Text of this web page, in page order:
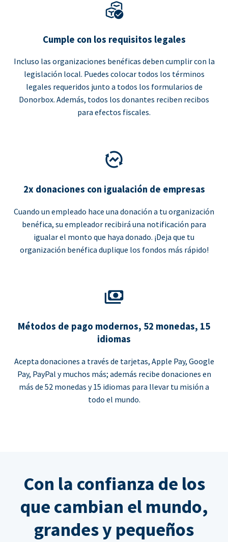
Cumple con los requisitos legales
Incluso las organizaciones benéficas deben cumplir con la
legislación local. Puedes colocar todos los términos
legales requeridos junto a todos los formularios de
Donorbox. Además, todos los donantes reciben recibos
para efectos fiscales.
2x donaciones con igualación de empresas
Cuando un empleado hace una donación a tu organización
benéfica, su empleador recibirá una notificación para
igualar el monto que haya donado. ¡Deja que tu
organización benéfica duplique los fondos más rápido!
Métodos de pago modernos, 52 monedas, 15
idiomas
Acepta donaciones a través de tarjetas, Apple Pay, Google
Pay, PayPal y muchos más; además recibe donaciones en
más de 52 monedas y 15 idiomas para llevar tu misión a
todo el mundo.
Con la confianza de los
que cambian el mundo,
grandes y pequeños